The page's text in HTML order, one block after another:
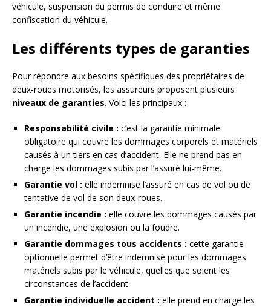
véhicule, suspension du permis de conduire et même
confiscation du véhicule.
Les différents types de garanties
Pour répondre aux besoins spécifiques des propriétaires de
deux-roues motorisés, les assureurs proposent plusieurs
niveaux de garanties. Voici les principaux :
Responsabilité civile : c’est la garantie minimale
obligatoire qui couvre les dommages corporels et matériels
causés à un tiers en cas d’accident. Elle ne prend pas en
charge les dommages subis par l’assuré lui-même.
Garantie vol : elle indemnise l’assuré en cas de vol ou de
tentative de vol de son deux-roues.
Garantie incendie : elle couvre les dommages causés par
un incendie, une explosion ou la foudre.
Garantie dommages tous accidents : cette garantie
optionnelle permet d’être indemnisé pour les dommages
matériels subis par le véhicule, quelles que soient les
circonstances de l’accident.
Garantie individuelle accident : elle prend en charge les